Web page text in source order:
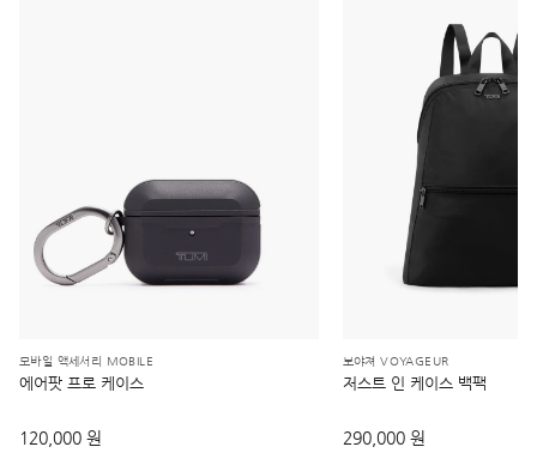
모바일 액세서리 MOBILE
에어팟 프로 케이스
120,000 원
보야져 VOYAGEUR
저스트 인 케이스 백팩
290,000 원